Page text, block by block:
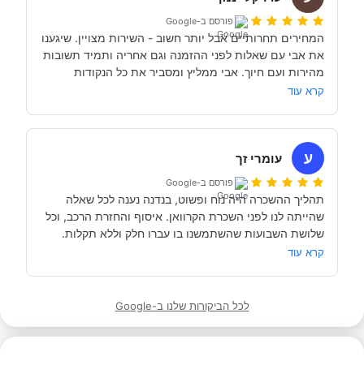
היה זמין לכל שאלה, לפני ובמהלך השהות שלנו (וכמעט ולא
השכרנו את הקרוואן בדורטמונד, בגרמניה- קיבלנו את האוטו
תודה אבי!
פורסם ב-Google
קרא עוד
ע עומרי זך
פורסם ב-Google
מאוד מומלץ לכל מי שרוצה לעשות חופשה בקרוואן.
קרא עוד
לכל הביקורות שלנו ב-Google